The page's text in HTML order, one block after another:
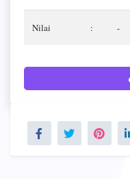
Nilai : -